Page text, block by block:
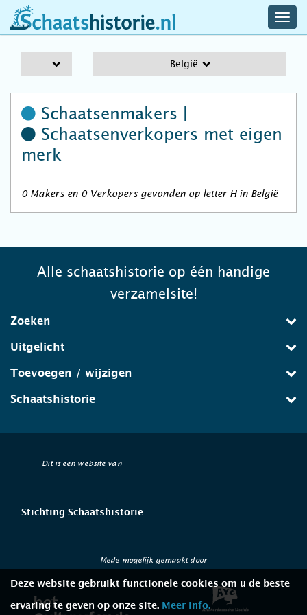
schaatshistorie.nl
België
Schaatsenmakers |
Schaatsenverkopers met eigen
merk
0 Makers en 0 Verkopers gevonden op letter H in België
Alle schaatshistorie op één handige
verzamelsite!
Zoeken
Uitgelicht
Toevoegen / wijzigen
Schaatshistorie
Dit is een website van
Stichting Schaatshistorie
Mede mogelijk gemaakt door
Deze website gebruikt functionele cookies om u de beste
ervaring te geven op onze site. Meer info.